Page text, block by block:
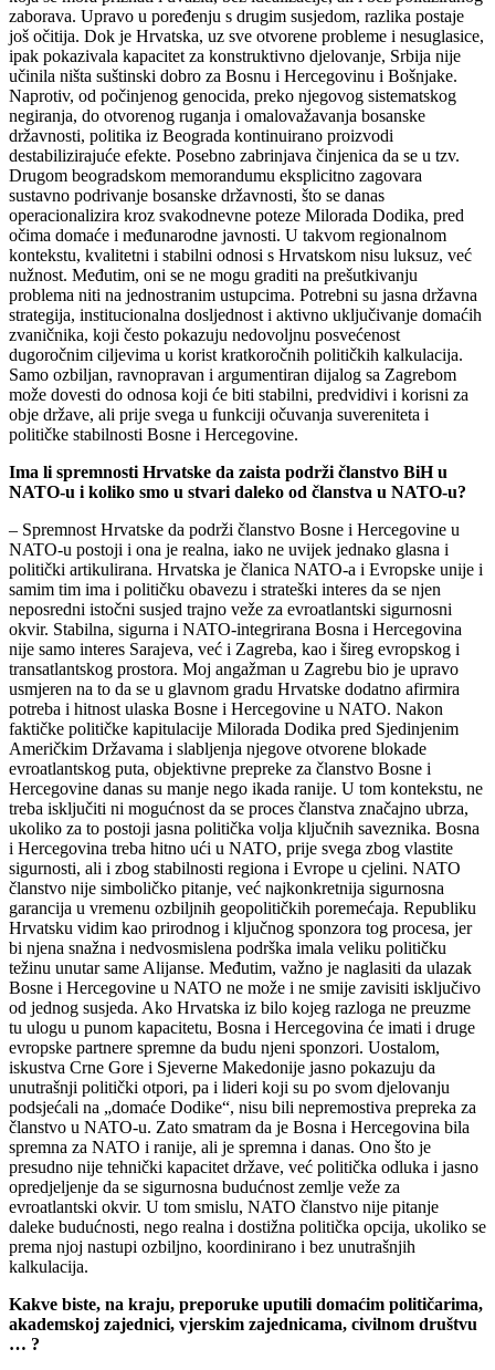
zaborava. Upravo u poređenju s drugim susjedom, razlika postaje
još očitija. Dok je Hrvatska, uz sve otvorene probleme i nesuglasice,
ipak pokazivala kapacitet za konstruktivno djelovanje, Srbija nije
učinila ništa suštinski dobro za Bosnu i Hercegovinu i Bošnjake.
Naprotiv, od počinjenog genocida, preko njegovog sistematskog
negiranja, do otvorenog ruganja i omalovažavanja bosanske
državnosti, politika iz Beograda kontinuirano proizvodi
destabilizirajuće efekte. Posebno zabrinjava činjenica da se u tzv.
Drugom beogradskom memorandumu eksplicitno zagovara
sustavno podrivanje bosanske državnosti, što se danas
operacionalizira kroz svakodnevne poteze Milorada Dodika, pred
očima domaće i međunarodne javnosti. U takvom regionalnom
kontekstu, kvalitetni i stabilni odnosi s Hrvatskom nisu luksuz, već
nužnost. Međutim, oni se ne mogu graditi na prešutkivanju
problema niti na jednostranim ustupcima. Potrebni su jasna državna
strategija, institucionalna dosljednost i aktivno uključivanje domaćih
zvaničnika, koji često pokazuju nedovoljnu posvećenost
dugoročnim ciljevima u korist kratkoročnih političkih kalkulacija.
Samo ozbiljan, ravnopravan i argumentiran dijalog sa Zagrebom
može dovesti do odnosa koji će biti stabilni, predvidivi i korisni za
obje države, ali prije svega u funkciji očuvanja suvereniteta i
političke stabilnosti Bosne i Hercegovine.
Ima li spremnosti Hrvatske da zaista podrži članstvo BiH u
NATO-u i koliko smo u stvari daleko od članstva u NATO-u?
– Spremnost Hrvatske da podrži članstvo Bosne i Hercegovine u
NATO-u postoji i ona je realna, iako ne uvijek jednako glasna i
politički artikulirana. Hrvatska je članica NATO-a i Evropske unije i
samim tim ima i političku obavezu i strateški interes da se njen
neposredni istočni susjed trajno veže za evroatlantski sigurnosni
okvir. Stabilna, sigurna i NATO-integrirana Bosna i Hercegovina
nije samo interes Sarajeva, već i Zagreba, kao i šireg evropskog i
transatlantskog prostora. Moj angažman u Zagrebu bio je upravo
usmjeren na to da se u glavnom gradu Hrvatske dodatno afirmira
potreba i hitnost ulaska Bosne i Hercegovine u NATO. Nakon
faktičke političke kapitulacije Milorada Dodika pred Sjedinjenim
Američkim Državama i slabljenja njegove otvorene blokade
evroatlantskog puta, objektivne prepreke za članstvo Bosne i
Hercegovine danas su manje nego ikada ranije. U tom kontekstu, ne
treba isključiti ni mogućnost da se proces članstva značajno ubrza,
ukoliko za to postoji jasna politička volja ključnih saveznika. Bosna
i Hercegovina treba hitno ući u NATO, prije svega zbog vlastite
sigurnosti, ali i zbog stabilnosti regiona i Evrope u cjelini. NATO
članstvo nije simboličko pitanje, već najkonkretnija sigurnosna
garancija u vremenu ozbiljnih geopolitičkih poremećaja. Republiku
Hrvatsku vidim kao prirodnog i ključnog sponzora tog procesa, jer
bi njena snažna i nedvosmislena podrška imala veliku političku
težinu unutar same Alijanse. Međutim, važno je naglasiti da ulazak
Bosne i Hercegovine u NATO ne može i ne smije zavisiti isključivo
od jednog susjeda. Ako Hrvatska iz bilo kojeg razloga ne preuzme
tu ulogu u punom kapacitetu, Bosna i Hercegovina će imati i druge
evropske partnere spremne da budu njeni sponzori. Uostalom,
iskustva Crne Gore i Sjeverne Makedonije jasno pokazuju da
unutrašnji politički otpori, pa i lideri koji su po svom djelovanju
podsjećali na „domaće Dodike“, nisu bili nepremostiva prepreka za
članstvo u NATO-u. Zato smatram da je Bosna i Hercegovina bila
spremna za NATO i ranije, ali je spremna i danas. Ono što je
presudno nije tehnički kapacitet države, već politička odluka i jasno
opredjeljenje da se sigurnosna budućnost zemlje veže za
evroatlantski okvir. U tom smislu, NATO članstvo nije pitanje
daleke budućnosti, nego realna i dostižna politička opcija, ukoliko se
prema njoj nastupi ozbiljno, koordinirano i bez unutrašnjih
kalkulacija.
Kakve biste, na kraju, preporuke uputili domaćim političarima,
akademskoj zajednici, vjerskim zajednicama, civilnom društvu
… ?